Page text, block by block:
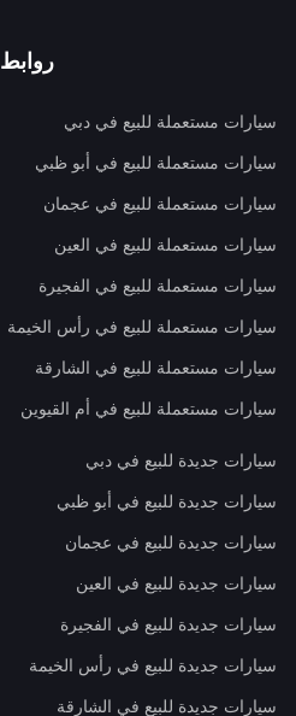
روابط
سيارات مستعملة للبيع في دبي
سيارات مستعملة للبيع في أبو ظبي
سيارات مستعملة للبيع في عجمان
سيارات مستعملة للبيع في العين
سيارات مستعملة للبيع في الفجيرة
سيارات مستعملة للبيع في رأس الخيمة
سيارات مستعملة للبيع في الشارقة
سيارات مستعملة للبيع في أم القيوين
سيارات جديدة للبيع في دبي
سيارات جديدة للبيع في أبو ظبي
سيارات جديدة للبيع في عجمان
سيارات جديدة للبيع في العين
سيارات جديدة للبيع في الفجيرة
سيارات جديدة للبيع في رأس الخيمة
سيارات جديدة للبيع في الشارقة